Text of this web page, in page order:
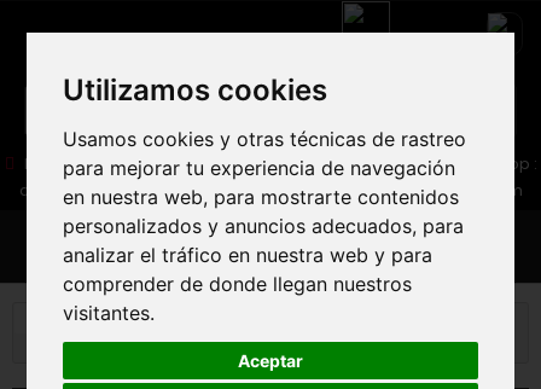
Utilizamos cookies
Usamos cookies y otras técnicas de rastreo
para mejorar tu experiencia de navegación
en nuestra web, para mostrarte contenidos
personalizados y anuncios adecuados, para
analizar el tráfico en nuestra web y para
comprender de donde llegan nuestros
visitantes.
Aceptar
Boutique : 05 16 83 64 41/ Web :06 30 32 02 25
Web-Shop :
contact86@freecycle.fr / Atelier-SAV :freecyclesav@gmail.com
MENU
Bicicleta de montaña
Bicicleta de montaña a campo traviesa